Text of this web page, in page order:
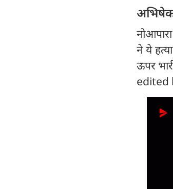
अभिषेक
ने ये
ऊपर
edited